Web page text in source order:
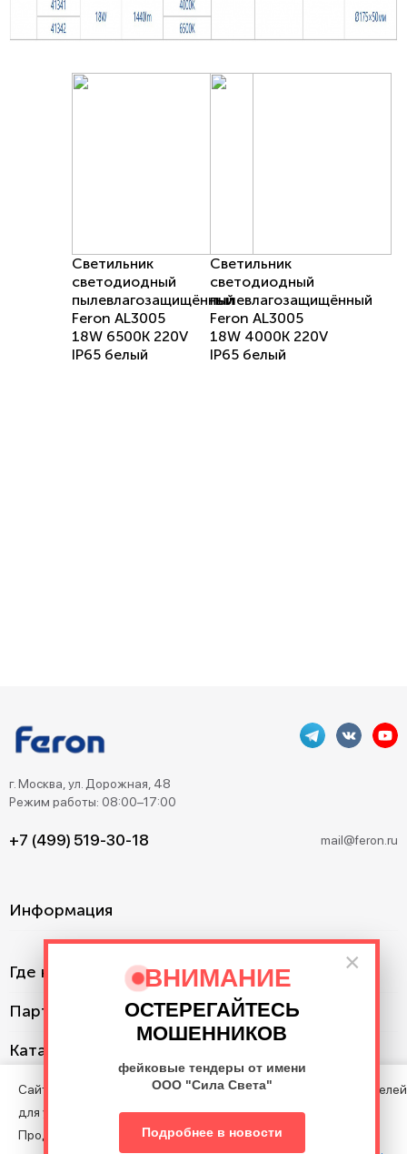
×
ВНИМАНИЕ
ОСТЕРЕГАЙТЕСЬ
МОШЕННИКОВ
фейковые тендеры от имени
ООО "Сила Света"
Подробнее в новости
Светильник
светодиодный
пылевлагозащищённый
Feron AL3005
18W 6500K 220V
IP65 белый
Светильник
светодиодный
пылевлагозащищённый
Feron AL3005
18W 4000K 220V
IP65 белый
г. Москва, ул. Дорожная, 48
Режим работы: 08:00–17:00
+7 (499) 519-30-18 mail@feron.ru
Информация
Где купить?
Партнерам
Каталог
©2013–2026. Все права защищены. Данный сайт носит
информационно-справочный характер и не является публичной
Сайт использует cookie с целью анализа поведения посетителей
для улучшения Сайта.
Продолжая пользоваться Сайтом, вы соглашаетесь на